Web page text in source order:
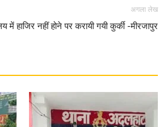
अगला लेख
में हाजिर नहीं होने पर करायी गयी कुर्की -मीरजापुर